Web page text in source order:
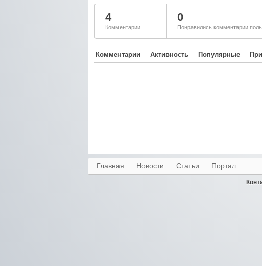
4
Комментарии
0
Понравились комментарии
Комментарии Активность Популярные
Главная Новости Статьи Портал